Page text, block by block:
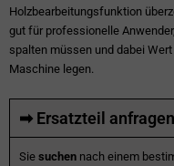
Holzbearbeitungsfunktion
gut für professionelle
spalten müssen und dabei
Maschine legen.
➡ Ersatzteil anfragen
Sie suchen nach einem